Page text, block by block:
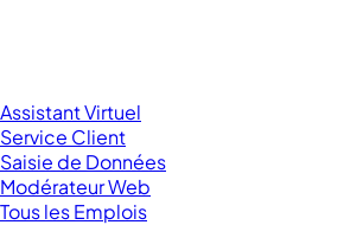
Assistant Virtuel
Service Client
Saisie de Données
Modérateur Web
Tous les Emplois